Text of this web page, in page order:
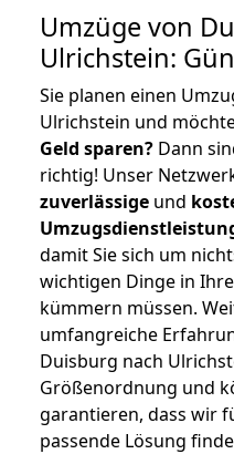
Umzüge von
Ulrichstein:
Sie planen einen
Ulrichstein und
Geld sparen? Dann
richtig! Unser
zuverlässige und
damit Sie sich um
wichtigen Dinge in
kümmern müssen.
umfangreiche
Duisburg nach
Größenordnung und
garantieren, dass wir
passende Lösung